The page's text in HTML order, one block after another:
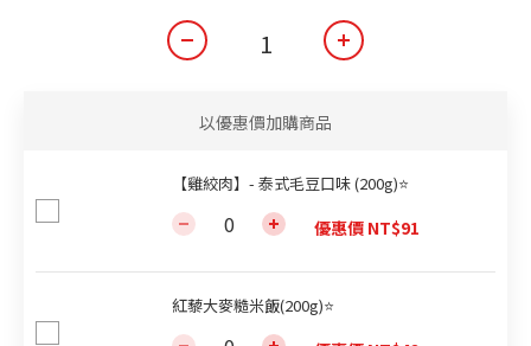
以優惠價加購商品
【雞絞肉】- 泰式毛豆口味 (200g)⭐
優惠價 NT$91
紅藜大麥糙米飯(200g)⭐